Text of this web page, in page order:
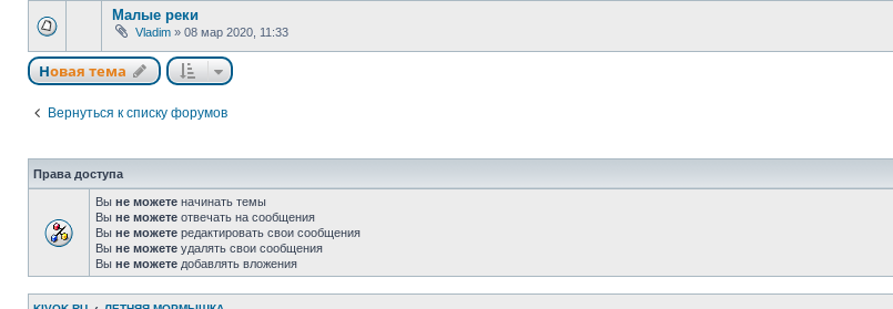
Малые реки
Vladim » 08 мар 2020, 11:33
Новая тема
Вернуться к списку форумов
Права доступа
Вы не можете начинать темы
Вы не можете отвечать на сообщения
Вы не можете редактировать свои сообщения
Вы не можете удалять свои сообщения
Вы не можете добавлять вложения